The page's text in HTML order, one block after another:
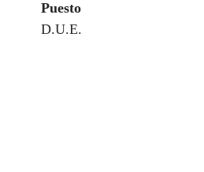
Puesto
D.U.E.